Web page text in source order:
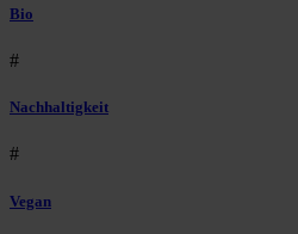
Bio
#
Nachhaltigkeit
#
Vegan